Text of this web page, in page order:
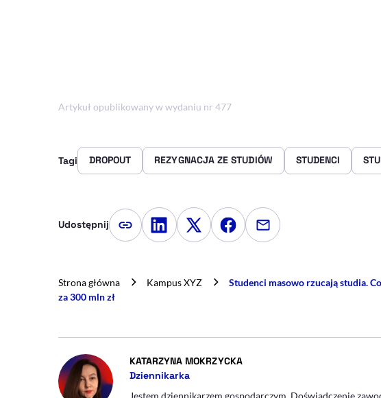
Artykuł opublikowany w wydaniu nr 477
Tagi DROPOUT REZYGNACJA ZE STUDIÓW STUDENCI
Udostępnij Kopiuj link artykułu
Udostępnij na LinkedIn
Udostępnij na Twitterze
Udostępnij na Facebooku
Udostępnij przez e-mail
Strona główna Kampus XYZ
Studenci masowo rzucają studia.
za 300 mln zł
KATARZYNA MOKRZYCKA- AUTOR ARTYKUŁU - PROFIL
Dziennikarka
Jestem dziennikarzem gospodarczym. Doświadczenie